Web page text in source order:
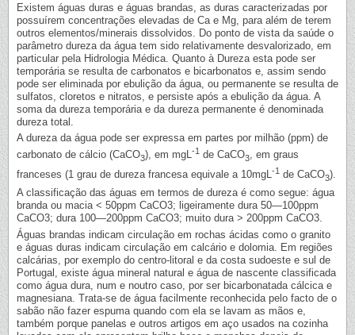
Existem águas duras e águas brandas, as duras caracterizadas por
possuírem concentrações elevadas de Ca e Mg, para além de terem
outros elementos/minerais dissolvidos. Do ponto de vista da saúde o
parâmetro dureza da água tem sido relativamente desvalorizado, em
particular pela Hidrologia Médica. Quanto à Dureza esta pode ser
temporária se resulta de carbonatos e bicarbonatos e, assim sendo
pode ser eliminada por ebulição da água, ou permanente se resulta de
sulfatos, cloretos e nitratos, e persiste após a ebulição da água. A
soma da dureza temporária e da dureza permanente é denominada
dureza total.
A dureza da água pode ser expressa em partes por milhão (ppm) de
carbonato de cálcio (CaCO3), em mgL -1 de CaCO3
, em graus
franceses (1 grau de dureza francesa equivale a 10mgL -1 de CaCO3).
A classificação das águas em termos de dureza é como segue: água
branda ou macia < 50ppm CaCO3; ligeiramente dura 50—100ppm
CaCO3; dura 100—200ppm CaCO3; muito dura > 200ppm CaCO3.
Águas brandas indicam circulação em rochas ácidas como o granito
e águas duras indicam circulação em calcário e dolomia. Em regiões
calcárias, por exemplo do centro-litoral e da costa sudoeste e sul de
Portugal, existe água mineral natural e água de nascente classificada
como água dura, num e noutro caso, por ser bicarbonatada cálcica e
magnesiana. Trata-se de água facilmente reconhecida pelo facto de o
sabão não fazer espuma quando com ela se lavam as mãos e,
também porque panelas e outros artigos em aço usados na cozinha